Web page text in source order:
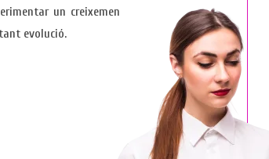
un creixemen
evolució.